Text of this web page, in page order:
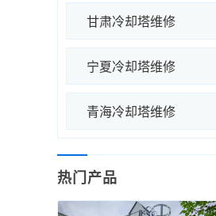
甘肃冷却塔维修
宁夏冷却塔维修
青海冷却塔维修
热门产品